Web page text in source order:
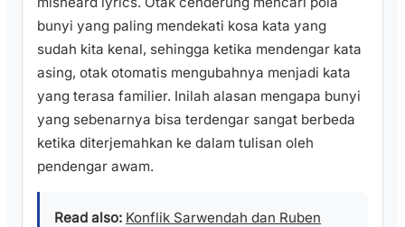
bunyi yang paling mendekati kosa kata yang
sudah kita kenal, sehingga ketika mendengar kata
asing, otak otomatis mengubahnya menjadi kata
yang terasa familier. Inilah alasan mengapa bunyi
yang sebenarnya bisa terdengar sangat berbeda
ketika diterjemahkan ke dalam tulisan oleh
pendengar awam.
Read also: Konflik Sarwendah dan Ruben